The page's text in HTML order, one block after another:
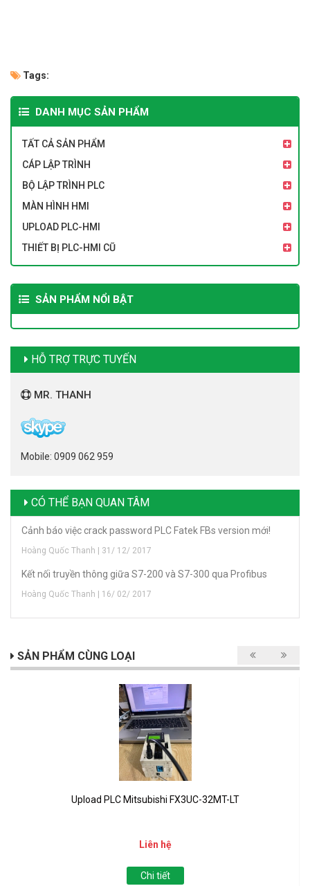
Tags:
DANH MỤC SẢN PHẨM
TẤT CẢ SẢN PHẨM
CÁP LẬP TRÌNH
BỘ LẬP TRÌNH PLC
MÀN HÌNH HMI
UPLOAD PLC-HMI
THIẾT BỊ PLC-HMI CŨ
SẢN PHẨM NỔI BẬT
HỖ TRỢ TRỰC TUYẾN
MR. THANH
Mobile: 0909 062 959
CÓ THỂ BẠN QUAN TÂM
Cảnh báo việc crack password PLC Fatek FBs version mới!
Hoàng Quốc Thanh | 31/ 12/ 2017
Kết nối truyền thông giữa S7-200 và S7-300 qua Profibus
Hoàng Quốc Thanh | 16/ 02/ 2017
SẢN PHẨM CÙNG LOẠI
Upload PLC Mitsubishi FX3UC-32MT-LT
Liên hệ
Chi tiết